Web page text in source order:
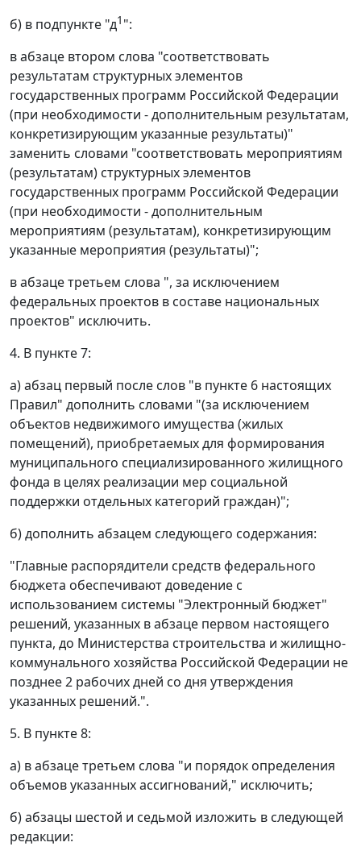
б) в подпункте "д1 ":
в абзаце втором слова "соответствовать
результатам структурных элементов
государственных программ Российской Федерации
(при необходимости - дополнительным результатам,
конкретизирующим указанные результаты)"
заменить словами "соответствовать мероприятиям
(результатам) структурных элементов
государственных программ Российской Федерации
(при необходимости - дополнительным
мероприятиям (результатам), конкретизирующим
указанные мероприятия (результаты)";
в абзаце третьем слова ", за исключением
федеральных проектов в составе национальных
проектов" исключить.
4. В пункте 7:
а) абзац первый после слов "в пункте 6 настоящих
Правил" дополнить словами "(за исключением
объектов недвижимого имущества (жилых
помещений), приобретаемых для формирования
муниципального специализированного жилищного
фонда в целях реализации мер социальной
поддержки отдельных категорий граждан)";
б) дополнить абзацем следующего содержания:
"Главные распорядители средств федерального
бюджета обеспечивают доведение с
использованием системы "Электронный бюджет"
решений, указанных в абзаце первом настоящего
пункта, до Министерства строительства и жилищно-
коммунального хозяйства Российской Федерации не
позднее 2 рабочих дней со дня утверждения
указанных решений.".
5. В пункте 8:
а) в абзаце третьем слова "и порядок определения
объемов указанных ассигнований," исключить;
б) абзацы шестой и седьмой изложить в следующей
редакции: